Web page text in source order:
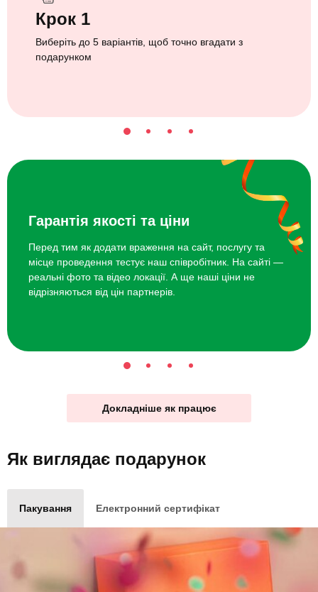
Крок 1
Виберіть до 5 варіантів, щоб точно вгадати з
подарунком
Гарантія якості та ціни
Перед тим як додати враження на сайт, послугу та
місце проведення тестує наш співробітник. На сайті —
реальні фото та відео локації. А ще наші ціни не
відрізняються від цін партнерів.
Докладніше як працює
Як виглядає подарунок
Пакування Електронний сертифікат